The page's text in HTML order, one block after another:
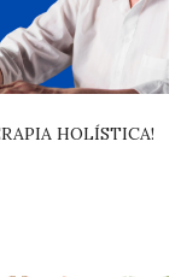
HOLÍSTICA!